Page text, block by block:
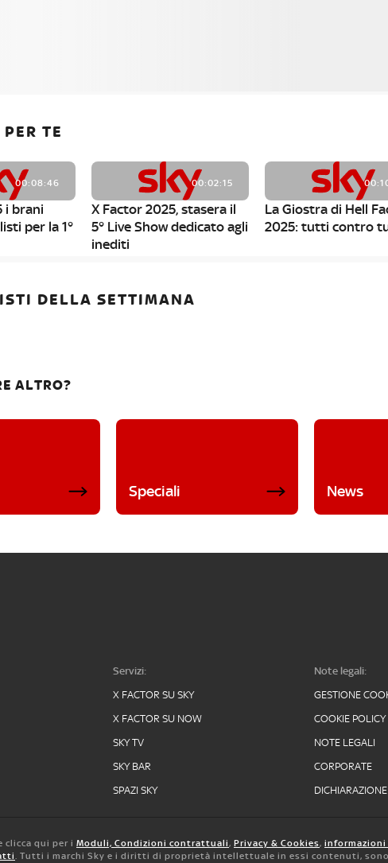
TE
00:08:46
i brani
per la 1°
00:02:15
X Factor 2025, stasera il
5° Live Show dedicato agli
inediti
La Giostra di Hell
2025: tutti contro
DELLA SETTIMANA
ALTRO?
Speciali News
Servizi:
X FACTOR SU SKY
X FACTOR SU NOW
SKY TV
SKY BAR
SPAZI SKY
Note legali:
GESTIONE
COOKIE POLICY
NOTE LEGALI
CORPORATE
clicca qui per i Moduli, Condizioni contrattuali, Privacy & Cookies,
. Tutti i marchi Sky e i diritti di proprietà intellettuale in essi contenuti,